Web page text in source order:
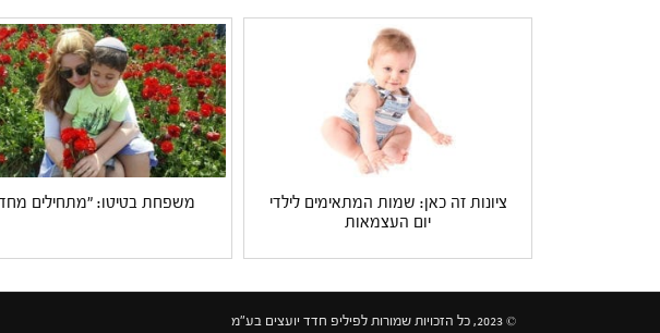
ציונות זה כאן: שמות המתאימים לילדי
יום העצמאות
משפחת בטיטו: "מתחילים
© 2023, כל הזכויות שמורות לפיליפ חדד יועצים בע"מ